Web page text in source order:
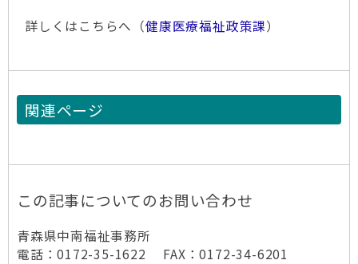
詳しくはこちらへ（健康医療福祉政策課）
関連ページ
この記事についてのお問い合わせ
青森県中南福祉事務所
電話：0172-35-1622 FAX：0172-34-6201